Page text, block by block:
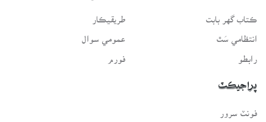
ڪتاب گهر بابت
انتظامي سَٿ
رابطو
طريقيڪار
عمومي سوال
فورم
پراجيڪٽ
فونٽ سرور